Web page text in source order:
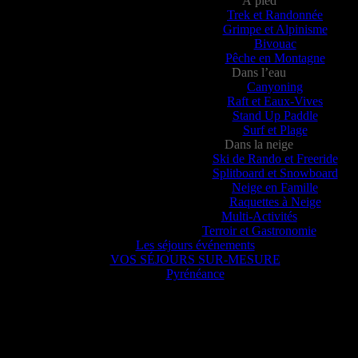
Trek et Randonnée
Grimpe et Alpinisme
Bivouac
Pêche en Montagne
Dans l’eau
Canyoning
Raft et Eaux-Vives
Stand Up Paddle
Surf et Plage
Dans la neige
Ski de Rando et Freeride
Splitboard et Snowboard
Neige en Famille
Raquettes à Neige
Multi-Activités
Terroir et Gastronomie
Les séjours événements
VOS SÉJOURS SUR-MESURE
Pyrénéance